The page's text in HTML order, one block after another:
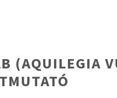
(AQUILEGIA